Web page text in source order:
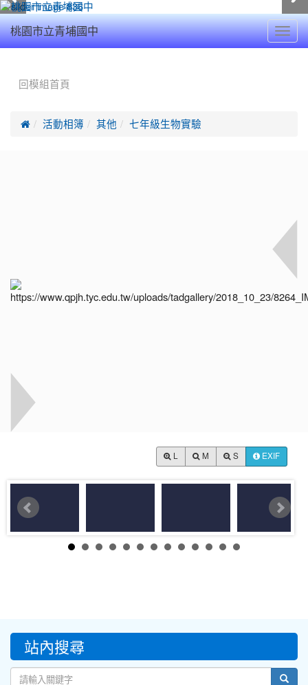
桃園市立青埔國中
回模組首頁
 活動相簿 其他 七年級生物實驗
M S EXIF
::: 站內搜尋